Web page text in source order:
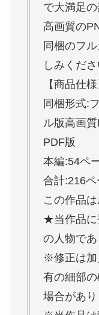
で大満足
高画質の
同梱のフ
しみくださ
【商品仕様
同梱形式:
ル版高画
PDF版
本編:54ペ
合計:216ペ
この作品は
★当作品に
の人物であ
※修正は加
有の細部
場合があり